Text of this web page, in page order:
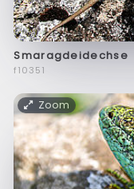
Smaragdeidechse
f10351
Zoom